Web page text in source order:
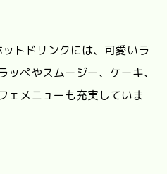
ットドリンクには、可愛いラ
ペやスムージー、ケーキ、
ェメニューも充実していま